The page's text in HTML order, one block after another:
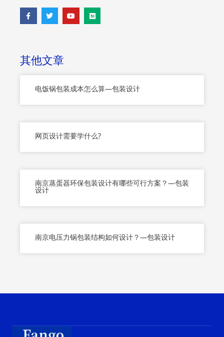
F
a
c
k
-
f
T
w
i
Y
o
u
M
e
d
其他文章
电饭锅包装成本怎么算—包装设计
网页设计需要学什么?
南京蒸蛋器环保包装设计有哪些可行方案？—包装
设计
南京电压力锅包装结构如何设计？—包装设计